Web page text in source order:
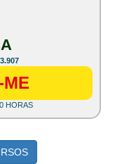
ME
HORAS